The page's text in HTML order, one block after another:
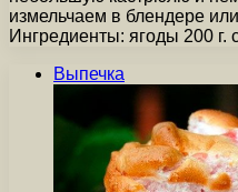
измельчаем в блендере
Ингредиенты: ягоды 200 г.
Выпечка